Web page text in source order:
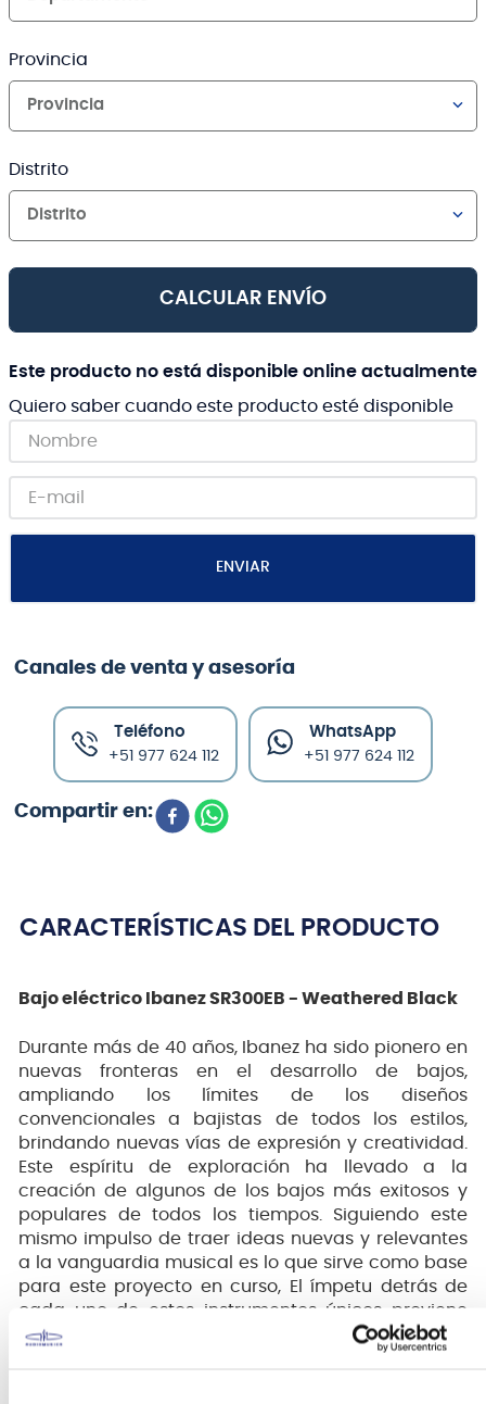
Provincia
Provincia
Distrito
Distrito
CALCULAR ENVÍO
Este producto no está disponible online actualmente
Quiero saber cuando este producto esté disponible
ENVIAR
Canales de venta y asesoría
Teléfono
+51 977 624 112
WhatsApp
+51 977 624 112
CARACTERÍSTICAS DEL PRODUCTO
Bajo eléctrico Ibanez SR300EB - Weathered Black
Durante más de 40 años, Ibanez ha sido pionero en
nuevas fronteras en el desarrollo de bajos,
ampliando los límites de los diseños
convencionales a bajistas de todos los estilos,
brindando nuevas vías de expresión y creatividad.
Este espíritu de exploración ha llevado a la
creación de algunos de los bajos más exitosos y
populares de todos los tiempos. Siguiendo este
mismo impulso de traer ideas nuevas y relevantes
a la vanguardia musical es lo que sirve como base
para este proyecto en curso, El ímpetu detrás de
cada uno de estos instrumentos únicos proviene
desde el deseo del equipo de desarrollo de bajos
de Ibanez de satisfacer las necesidades